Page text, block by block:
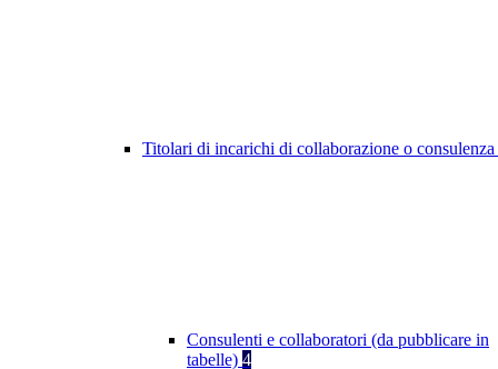
Titolari di incarichi di collaborazione o consulenza
Consulenti e collaboratori (da pubblicare in
tabelle) 4